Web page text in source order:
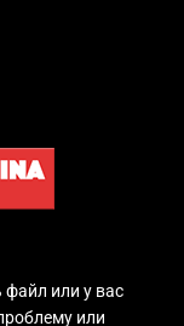
файл или у вас
или